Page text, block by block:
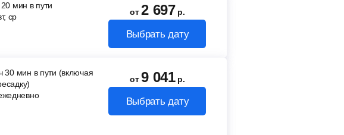
20 мин в пути
ср
от2 697 р.
Выбрать дату
30 мин в пути (включая
от9 041 р.
Выбрать дату